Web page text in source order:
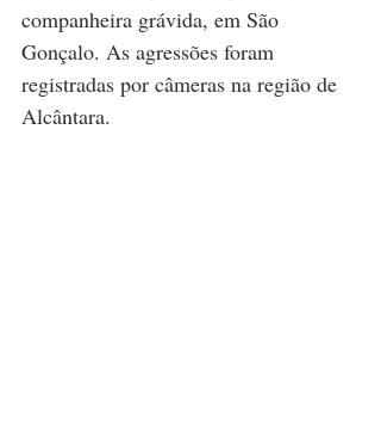
companheira grávida, em São
Gonçalo. As agressões foram
registradas por câmeras na região de
Alcântara.